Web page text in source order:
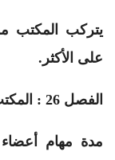
يتركب
على الأكثر.
الفصل 26 : المكتب ، الإنتداب ـ التجديد ـ المهام
مدة مهام